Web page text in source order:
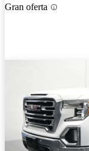
Gran oferta